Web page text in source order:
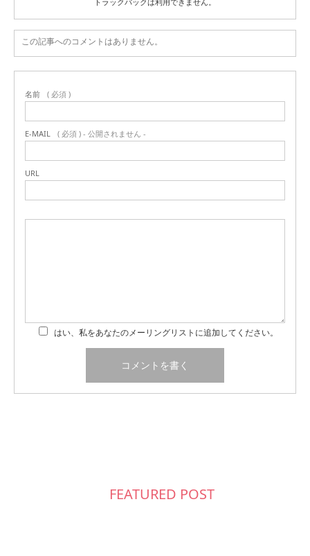
この記事へのコメントはありません。
名前 ( 必須 )
E-MAIL ( 必須 ) - 公開されません -
URL
はい、私をあなたのメーリングリストに追加してください。
FEATURED POST